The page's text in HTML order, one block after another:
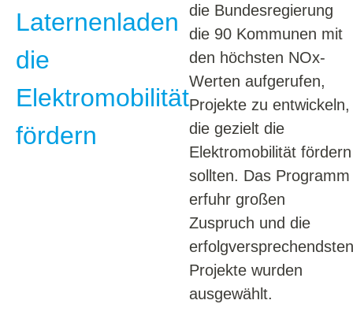
Laternenladen
die
Elektromobilität
fördern
die Bundesregierung
die 90 Kommunen mit
den höchsten NOx-
Werten aufgerufen,
Projekte zu entwickeln,
die gezielt die
Elektromobilität fördern
sollten. Das Programm
erfuhr großen
Zuspruch und die
erfolgversprechendsten
Projekte wurden
ausgewählt.